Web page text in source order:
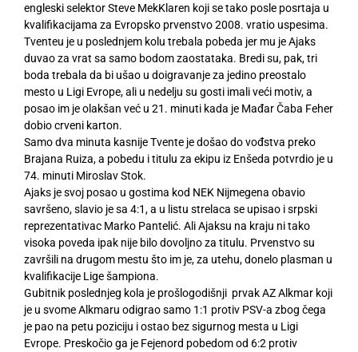
engleski selektor Steve MekKlaren koji se tako posle posrtaja u
kvalifikacijama za Evropsko prvenstvo 2008. vratio uspesima.
Tventeu je u poslednjem kolu trebala pobeda jer mu je Ajaks
duvao za vrat sa samo bodom zaostataka. Bredi su, pak, tri
boda trebala da bi ušao u doigravanje za jedino preostalo
mesto u Ligi Evrope, ali u nedelju su gosti imali veći motiv, a
posao im je olakšan već u 21. minuti kada je Mađar Čaba Feher
dobio crveni karton.
Samo dva minuta kasnije Tvente je došao do vođstva preko
Brajana Ruiza, a pobedu i titulu za ekipu iz Enšeda potvrdio je u
74. minuti Miroslav Stok.
Ajaks je svoj posao u gostima kod NEK Nijmegena obavio
savršeno, slavio je sa 4:1, a u listu strelaca se upisao i srpski
reprezentativac Marko Pantelić. Ali Ajaksu na kraju ni tako
visoka poveda ipak nije bilo dovoljno za titulu. Prvenstvo su
završili na drugom mestu što im je, za utehu, donelo plasman u
kvalifikacije Lige šampiona.
Gubitnik poslednjeg kola je prošlogodišnji prvak AZ Alkmar koji
je u svome Alkmaru odigrao samo 1:1 protiv PSV-a zbog čega
je pao na petu poziciju i ostao bez sigurnog mesta u Ligi
Evrope. Preskočio ga je Fejenord pobedom od 6:2 protiv